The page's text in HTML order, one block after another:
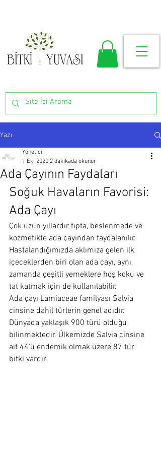
Yazı
Ada Çayının Faydaları
Yönetici
1 Eki 2020 2 dakikada okunur
Soğuk Havaların Favorisi:
Ada Çayı
Çok uzun yıllardır tıpta, beslenmede ve
kozmetikte ada çayından faydalanılır.
Hastalandığımızda aklımıza gelen ilk
içeceklerden biri olan ada çayı, aynı
zamanda çeşitli yemeklere hoş koku ve
tat katmak için de kullanılabilir.
Ada çayı Lamiaceae familyası Salvia
cinsine dahil türlerin genel adıdır.
Dünyada yaklaşık 900 türü olduğu
bilinmektedir. Ülkemizde Salvia cinsine
ait 44’ü endemik olmak üzere 87 tür
bitki vardır.